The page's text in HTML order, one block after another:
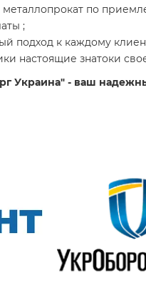
по
;
подход к каждому
настоящие знатоки
Украина" - ваш